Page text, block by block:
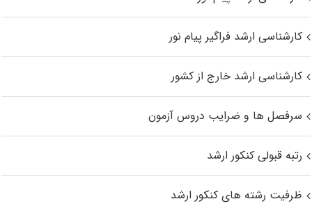
کارشناسی ارشد فراگیر پیام نور
کارشناسی ارشد خارج از کشور
سرفصل ها و ضرایب دروس آزمون
رتبه قبولی کنکور ارشد
ظرفیت رشته های کنکور ارشد